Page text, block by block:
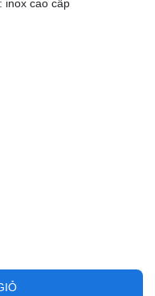
inox cao cấp